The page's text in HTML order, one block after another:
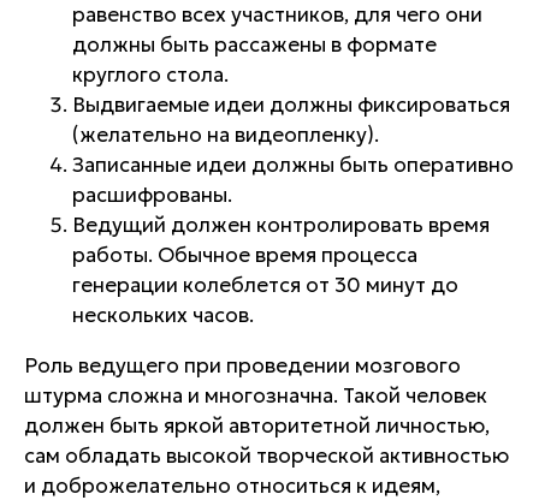
равенство всех участников, для чего они
должны быть рассажены в формате
круглого стола.
Выдвигаемые идеи должны фиксироваться
(желательно на видеопленку).
Записанные идеи должны быть оперативно
расшифрованы.
Ведущий должен контролировать время
работы. Обычное время процесса
генерации колеблется от 30 минут до
нескольких часов.
Роль ведущего при проведении мозгового
штурма сложна и многозначна. Такой человек
должен быть яркой авторитетной личностью,
сам обладать высокой творческой активностью
и доброжелательно относиться к идеям,